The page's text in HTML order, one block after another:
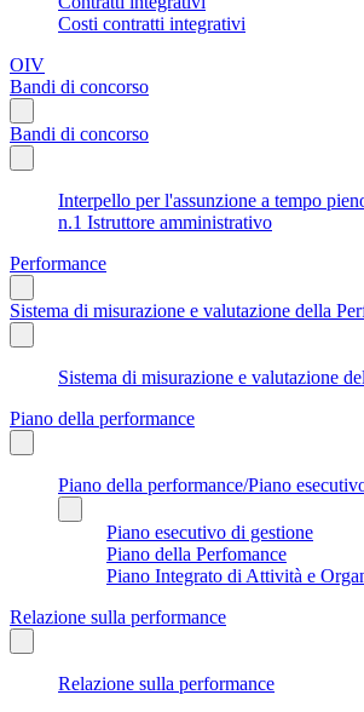
Costi contratti integrativi
OIV
Bandi di concorso
Bandi di concorso
Interpello per l'assunzione a tempo
n.1 Istruttore amministrativo
Performance
Sistema di misurazione e valutazione della
Sistema di misurazione e valutazione
Piano della performance
Piano della performance/Piano
Piano esecutivo di gestione
Piano della Perfomance
Piano Integrato di Attività e
Relazione sulla performance
Relazione sulla performance